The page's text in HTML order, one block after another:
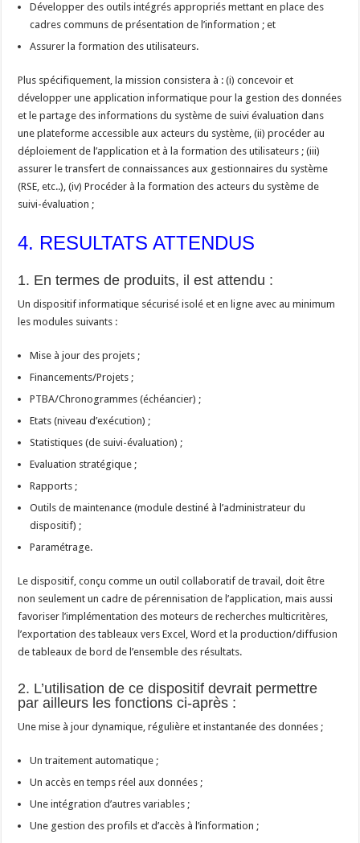
Développer des outils intégrés appropriés mettant en place des
cadres communs de présentation de l’information ; et
Assurer la formation des utilisateurs.
Plus spécifiquement, la mission consistera à : (i) concevoir et
développer une application informatique pour la gestion des données
et le partage des informations du système de suivi évaluation dans
une plateforme accessible aux acteurs du système, (ii) procéder au
déploiement de l’application et à la formation des utilisateurs ; (iii)
assurer le transfert de connaissances aux gestionnaires du système
(RSE, etc..), (iv) Procéder à la formation des acteurs du système de
suivi-évaluation ;
4. RESULTATS ATTENDUS
1. En termes de produits, il est attendu :
Un dispositif informatique sécurisé isolé et en ligne avec au minimum
les modules suivants :
Mise à jour des projets ;
Financements/Projets ;
PTBA/Chronogrammes (échéancier) ;
Etats (niveau d’exécution) ;
Statistiques (de suivi-évaluation) ;
Evaluation stratégique ;
Rapports ;
Outils de maintenance (module destiné à l’administrateur du
dispositif) ;
Paramétrage.
Le dispositif, conçu comme un outil collaboratif de travail, doit être
non seulement un cadre de pérennisation de l’application, mais aussi
favoriser l’implémentation des moteurs de recherches multicritères,
l’exportation des tableaux vers Excel, Word et la production/diffusion
de tableaux de bord de l’ensemble des résultats.
2. L’utilisation de ce dispositif devrait permettre
par ailleurs les fonctions ci-après :
Une mise à jour dynamique, régulière et instantanée des données ;
Un traitement automatique ;
Un accès en temps réel aux données ;
Une intégration d’autres variables ;
Une gestion des profils et d’accès à l’information ;